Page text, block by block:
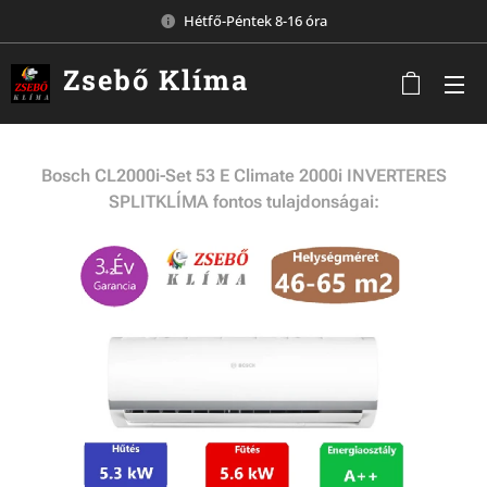
Hétfő-Péntek 8-16 óra
Zsebő Klíma
Komárom
Bosch CL2000i-Set 53 E Climate 2000i INVERTERES
SPLITKLÍMA fontos tulajdonságai: